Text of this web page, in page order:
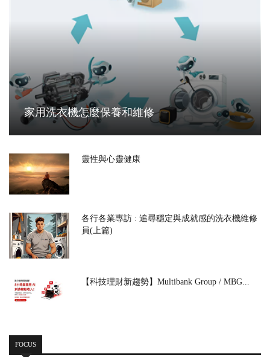
家用洗衣機怎麼保養和維修
靈性與心靈健康
各行各業專訪 : 追尋穩定與成就感的洗衣機維修
員(上篇)
【科技理財新趨勢】Multibank Group / MBG...
FOCUS